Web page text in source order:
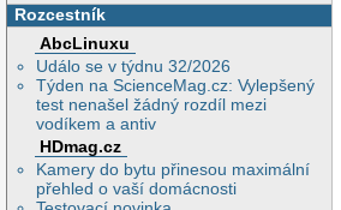
Rozcestník
AbcLinuxu
Událo se v týdnu 32/2026
Týden na ScienceMag.cz: Vylepšený
test nenašel žádný rozdíl mezi
vodíkem a antiv
HDmag.cz
Kamery do bytu přinesou maximální
přehled o vaší domácnosti